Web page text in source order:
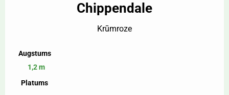
Chippendale
Krūmroze
Augstums
1,2 m
Platums